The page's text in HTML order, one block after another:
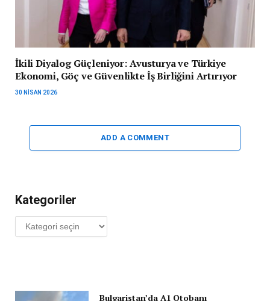
İkili Diyalog Güçleniyor: Avusturya ve Türkiye
Ekonomi, Göç ve Güvenlikte İş Birliğini Artırıyor
30 NISAN 2026
ADD A COMMENT
Kategoriler
Kategoriler
Bulgaristan’da A1 Otobanı